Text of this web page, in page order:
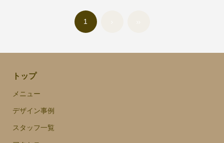
を、アイブロウ・まつ毛専門サロンの視点でご紹介
1
トップ
メニュー
デザイン事例
スタッフ一覧